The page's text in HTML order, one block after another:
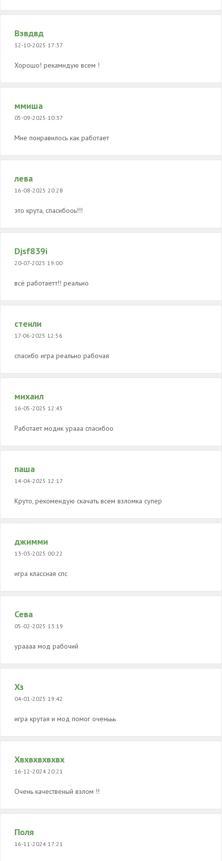
Взвдвд
12-10-2025 17:37
Хорошо! рекамндую всем !
ммиша
05-09-2025 10:37
Мне понравилось как работает
лева
16-08-2025 20:28
это крута, спасибооь!!!
Djsf839i
20-07-2025 19:00
всё работаетт!! реально
стенли
17-06-2025 12:56
спасибо игра реально рабочая
михаил
16-05-2025 12:45
Работает модик урааа спасибоо
паша
14-04-2025 12:17
Круто, рекомендую скачать всем взломка супер
джимми
13-03-2025 00:22
игра классная спс
Сева
05-02-2025 13:19
ураааа мод рабочий
Хз
04-01-2025 19:42
игра крутая и мод помог оченььь
Хвхвхвхвхвх
16-12-2024 20:21
Очень качественый взлом !!
Поля
16-11-2024 17:21